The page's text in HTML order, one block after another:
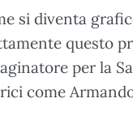
si diventa
questo
per la
come